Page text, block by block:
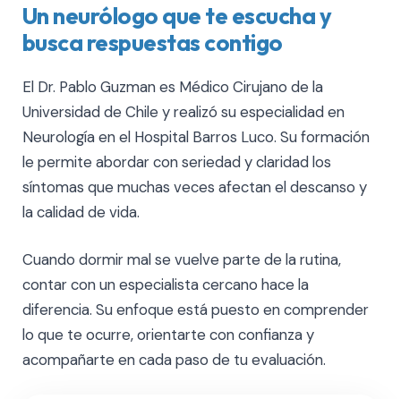
Un neurólogo que te escucha y
busca respuestas contigo
El Dr. Pablo Guzman es Médico Cirujano de la
Universidad de Chile y realizó su especialidad en
Neurología en el Hospital Barros Luco. Su formación
le permite abordar con seriedad y claridad los
síntomas que muchas veces afectan el descanso y
la calidad de vida.
Cuando dormir mal se vuelve parte de la rutina,
contar con un especialista cercano hace la
diferencia. Su enfoque está puesto en comprender
lo que te ocurre, orientarte con confianza y
acompañarte en cada paso de tu evaluación.